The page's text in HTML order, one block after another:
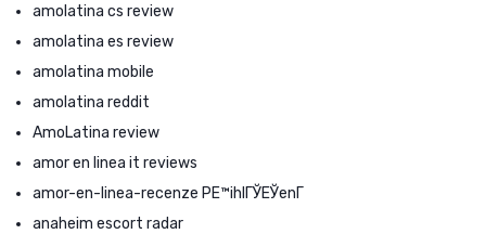
amolatina cs review
amolatina es review
amolatina mobile
amolatina reddit
AmoLatina review
amor en linea it reviews
amor-en-linea-recenze PЕ™ihlГЎЕЎenГ­
anaheim escort radar